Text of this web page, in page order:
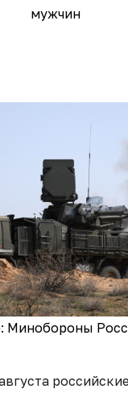
мужчин
Минобороны